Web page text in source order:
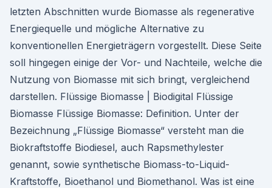
letzten Abschnitten wurde Biomasse als regenerative
Energiequelle und mögliche Alternative zu
konventionellen Energieträgern vorgestellt. Diese Seite
soll hingegen einige der Vor- und Nachteile, welche die
Nutzung von Biomasse mit sich bringt, vergleichend
darstellen. Flüssige Biomasse | Biodigital Flüssige
Biomasse Flüssige Biomasse: Definition. Unter der
Bezeichnung „Flüssige Biomasse“ versteht man die
Biokraftstoffe Biodiesel, auch Rapsmethylester
genannt, sowie synthetische Biomass-to-Liquid-
Kraftstoffe, Bioethanol und Biomethanol. Was ist eine